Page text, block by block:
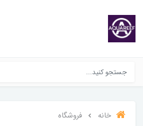
خانه فروشگاه